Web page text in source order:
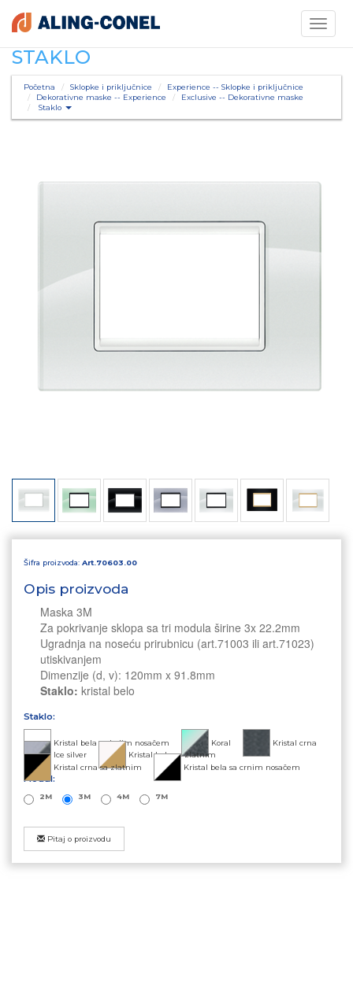
Toggle
STAKLO
Početna Sklopke i priključnice
Experience -- Sklopke i priključnice
Dekorativne maske -- Experience
Exclusive -- Dekorativne maske
Staklo
Šifra proizvoda: Art.70603.00
Opis proizvoda
Maska 3M
Za pokrivanje sklopa sa tri modula širine 3x 22.2mm
Ugradnja na noseću prirubnicu (art.71003 ili art.71023)
utiskivanjem
Dimenzije (d, v): 120mm x 91.8mm
Staklo: kristal belo
Staklo:
Kristal bela sa belim nosačem Koral
Kristal crna
Ice silver
Kristal bela sa zlatnim
Kristal crna sa zlatnim
Kristal bela sa crnim nosačem
Modul:
2M 3M 4M 7M
Pitaj o proizvodu